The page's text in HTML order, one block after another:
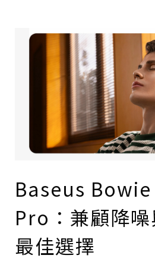
Baseus Bowie
Pro：兼顧降
最佳選擇